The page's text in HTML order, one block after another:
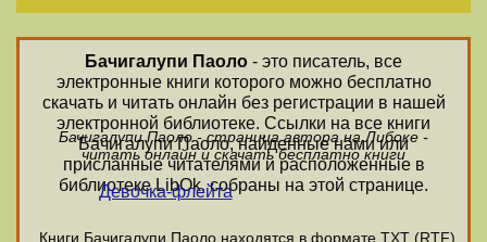
Бачигалупи Паоло - это писатель, все
электронные книги которого можно бесплатно
скачать и читать онлайн без регистрации в нашей
электронной библиотеке. Ссылки на все книги
Бачигалупи Паоло, найденные нами или
присланные читателями и расположенные в
библиотеке LibOk, собраны на этой странице.
Бачигалупи Паоло - страница автора на Либоке -
читать онлайн и скачать бесплатно книги
Девочка-флейта
Книги Бачигалупи Паоло находятся в формате ТХТ (RTF)